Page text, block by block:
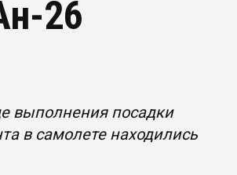
26
выполнения посадки
в самолете находились